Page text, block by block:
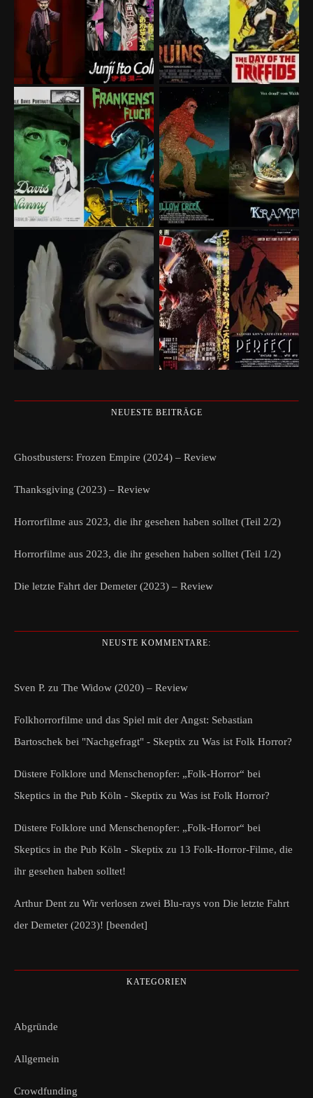
NEUESTE BEITRÄGE
Ghostbusters: Frozen Empire (2024) – Review
Thanksgiving (2023) – Review
Horrorfilme aus 2023, die ihr gesehen haben solltet (Teil 2/2)
Horrorfilme aus 2023, die ihr gesehen haben solltet (Teil 1/2)
Die letzte Fahrt der Demeter (2023) – Review
NEUSTE KOMMENTARE:
Sven P. zu The Widow (2020) – Review
Folkhorrorfilme und das Spiel mit der Angst: Sebastian
Bartoschek bei "Nachgefragt" - Skeptix zu Was ist Folk Horror?
Düstere Folklore und Menschenopfer: „Folk-Horror“ bei
Skeptics in the Pub Köln - Skeptix zu Was ist Folk Horror?
Düstere Folklore und Menschenopfer: „Folk-Horror“ bei
Skeptics in the Pub Köln - Skeptix zu 13 Folk-Horror-Filme, die
ihr gesehen haben solltet!
Arthur Dent zu Wir verlosen zwei Blu-rays von Die letzte Fahrt
der Demeter (2023)! [beendet]
KATEGORIEN
Abgründe
Allgemein
Crowdfunding